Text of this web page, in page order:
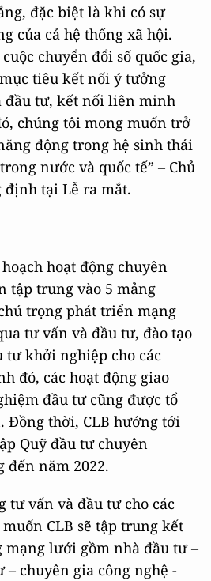
đặc biệt là khi có sự
của cả hệ thống xã hội.
chuyển đổi số quốc gia,
tiêu kết nối ý tưởng
đầu tư, kết nối liên minh
chúng tôi mong muốn trở
động trong hệ sinh thái
nước và quốc tế” – Chủ
định tại Lễ ra mắt.
hoạt động chuyên
tập trung vào 5 mảng
trọng phát triển mạng
tư vấn và đầu tư, đào tạo
tư khởi nghiệp cho các
đó, các hoạt động giao
đầu tư cũng được tổ
Đồng thời, CLB hướng tới
Quỹ đầu tư chuyên
năm 2022.
tư vấn và đầu tư cho các
CLB sẽ tập trung kết
mạng lưới gồm nhà đầu tư –
– chuyên gia công nghệ -